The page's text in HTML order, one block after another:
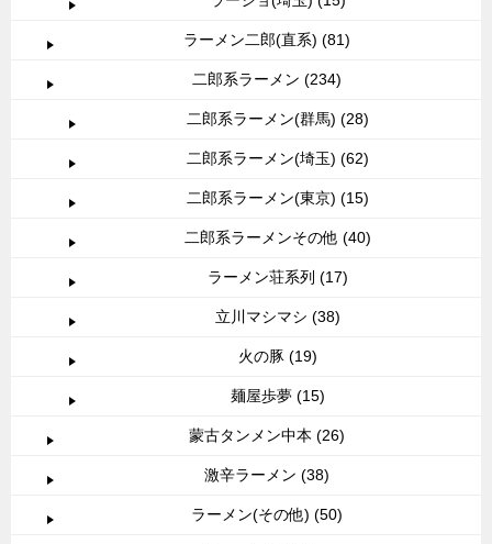
ラーメン二郎(直系) (81)
二郎系ラーメン (234)
二郎系ラーメン(群馬) (28)
二郎系ラーメン(埼玉) (62)
二郎系ラーメン(東京) (15)
二郎系ラーメンその他 (40)
ラーメン荘系列 (17)
立川マシマシ (38)
火の豚 (19)
麺屋歩夢 (15)
蒙古タンメン中本 (26)
激辛ラーメン (38)
ラーメン(その他) (50)